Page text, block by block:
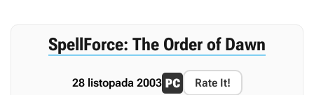
SpellForce: The Order of Dawn
28 listopada 2003 Rate It!